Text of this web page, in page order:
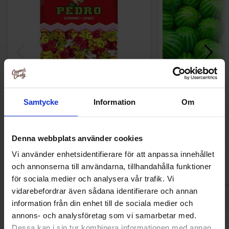
Samtycke Information Om
Denna webbplats använder cookies
Vi använder enhetsidentifierare för att anpassa innehållet
och annonserna till användarna, tillhandahålla funktioner
för sociala medier och analysera vår trafik. Vi
vidarebefordrar även sådana identifierare och annan
information från din enhet till de sociala medier och
annons- och analysföretag som vi samarbetar med.
Pedro Mega Bears 1kg
Fini Fizzy